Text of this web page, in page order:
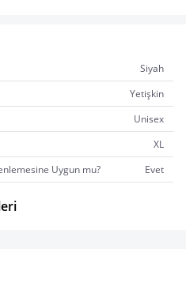
Siyah
Yetişkin
Unisex
XL
Uygun mu?
Evet